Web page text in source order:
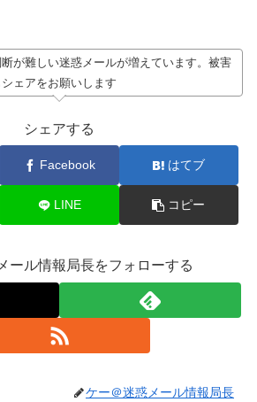
が難しい迷惑メールが増えています。被害
ェアをお願いします
シェアする
Facebook はてブ
LINE コピー
ール情報局長をフォローする
ケー＠迷惑メール情報局長